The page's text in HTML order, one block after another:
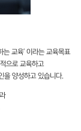
는 교육’ 이라는 교육목표
으로 교육하고
을 양성하고 있습니다.